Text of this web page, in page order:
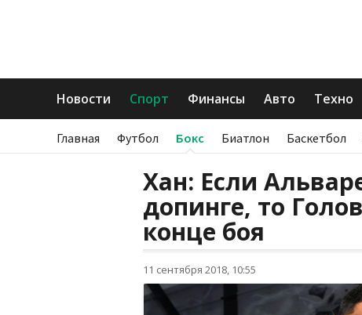
Новости Спорт Финансы Авто Техно
Главная Футбол Бокс Биатлон Баскетбол
Хан: Если
допинге, то
конце боя
11 сентября 2018, 10:55